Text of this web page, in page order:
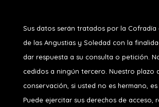
Sus datos serán tratados por la Cofradía
de las Angustias y Soledad con la
dar respuesta a su consulta o petición.
cedidos a ningún tercero. Nuestro plazo
conservación, si usted no es hermano, es
Puede ejercitar sus derechos de acceso,